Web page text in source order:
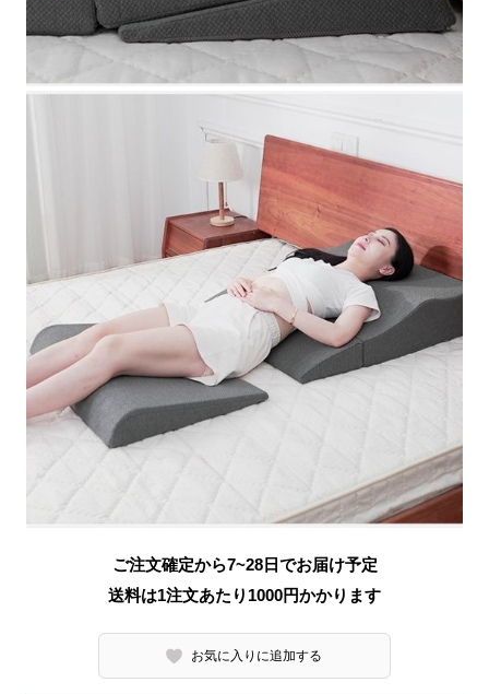
ご注文確定から7~28日でお届け予定
送料は1注文あたり 1000円かかります
お気に入りに追加する